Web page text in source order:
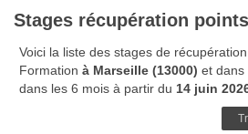
Stages récupération
Voici la liste des stages de
Formation à Marseille (13000) et dans
dans les 6 mois à partir du 14 juin